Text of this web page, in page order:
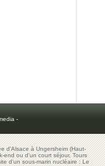
-
d'Alsace à Ungersheim (Haut-
end ou d'un court séjour, Tours
d'un sous-marin nucléaire : Le